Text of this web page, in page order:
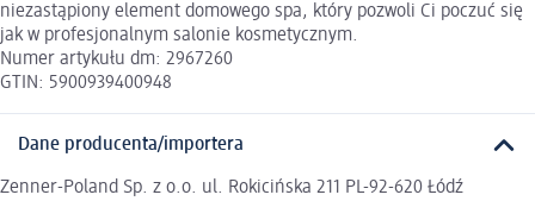
niezastąpiony element domowego spa, który pozwoli Ci poczuć się
jak w profesjonalnym salonie kosmetycznym.
Numer artykułu dm: 2967260
GTIN: 5900939400948
Dane producenta/importera
Zenner-Poland Sp. z o.o. ul. Rokicińska 211 PL-92-620 Łódź